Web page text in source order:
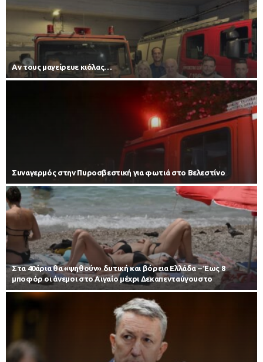
Αν τους μαγείρευε κιόλας…
Συναγερμός στην Πυροσβεστική για φωτιά στο Βελεστίνο
Στα 40άρια θα «ψηθούν» δυτική και βόρεια Ελλάδα – Έως 8
μποφόρ οι άνεμοι στο Αιγαίο μέχρι Δεκαπενταύγουστο